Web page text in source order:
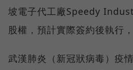
坡電子代工廠Speedy
股權，預計實際簽約後執行
武漢肺炎（新冠狀病毒）疫